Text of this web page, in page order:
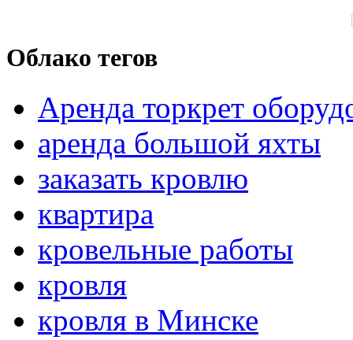
Облако тегов
Аренда торкрет
аренда большой яхты
заказать кровлю
квартира
кровельные работы
кровля
кровля в Минске